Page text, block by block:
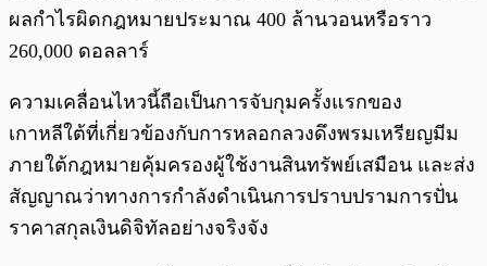
ผลกำไรผิดกฎหมายประมาณ 400 ล้านวอนหรือราว
260,000 ดอลลาร์
ความเคลื่อนไหวนี้ถือเป็นการจับกุมครั้งแรกของ
เกาหลีใต้ที่เกี่ยวข้องกับการหลอกลวงดึงพรมเหรียญมีม
ภายใต้กฎหมายคุ้มครองผู้ใช้งานสินทรัพย์เสมือน และส่ง
สัญญาณว่าทางการกำลังดำเนินการปราบปรามการปั่น
ราคาสกุลเงินดิจิทัลอย่างจริงจัง